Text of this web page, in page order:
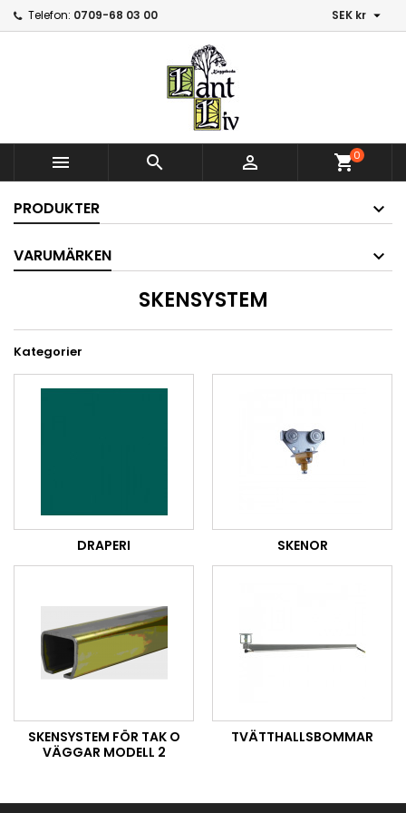
Telefon: 0709-68 03 00 SEK kr 
   shopping_cart0
PRODUKTER
VARUMÄRKEN
SKENSYSTEM
Kategorier
DRAPERI SKENOR
SKENSYSTEM FÖR TAK O
VÄGGAR MODELL 2
TVÄTTHALLSBOMMAR